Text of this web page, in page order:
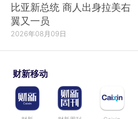
比亚新总统 商人出身拉美右
翼又一员
2026年08月09日
财新移动